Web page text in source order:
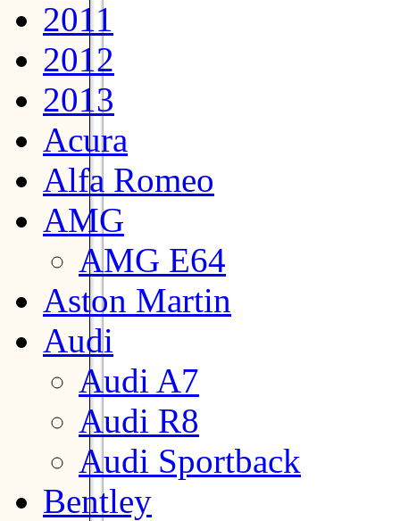
2011
2012
2013
Acura
Alfa Romeo
AMG
AMG E64
Aston Martin
Audi
Audi A7
Audi R8
Audi Sportback
Bentley